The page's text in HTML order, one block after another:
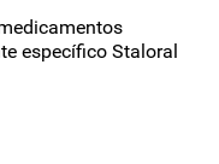
específico Staloral